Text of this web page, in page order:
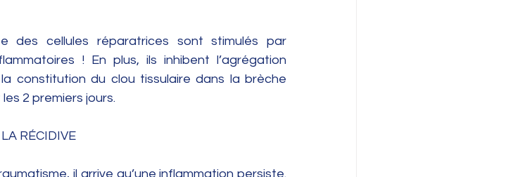
des cellules réparatrices sont stimulés par
! En plus, ils inhibent l’agrégation
constitution du clou tissulaire dans la brèche
2 premiers jours.
RÉCIDIVE
il arrive qu’une inflammation persiste.